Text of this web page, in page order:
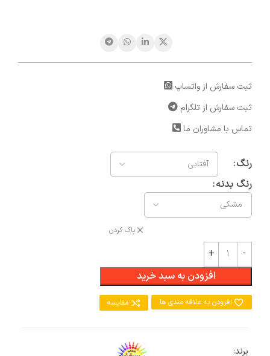
ثبت سفارش از واتساپ
ثبت سفارش از تلگرام
تماس با مشاوران ما
رنگ
رنگ بدنه
پاک کردن
افزودن به سبد خرید
افزودن به علاقه مندی ها مقایسه
برند: